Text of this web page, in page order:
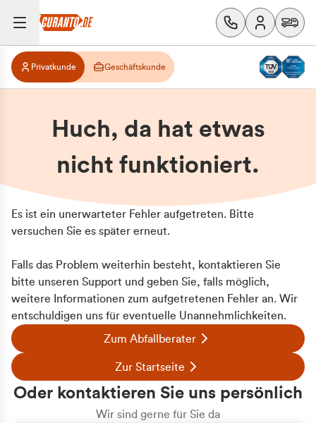
Privatkunde Geschäftskunde
Huch, da hat etwas
nicht funktioniert.
Es ist ein unerwarteter Fehler aufgetreten. Bitte
versuchen Sie es später erneut.
Falls das Problem weiterhin besteht, kontaktieren Sie
bitte unseren Support und geben Sie, falls möglich,
weitere Informationen zum aufgetretenen Fehler an. Wir
entschuldigen uns für eventuelle Unannehmlichkeiten.
Zum Abfallberater
Zur Startseite
Oder kontaktieren Sie uns persönlich
Wir sind gerne für Sie da